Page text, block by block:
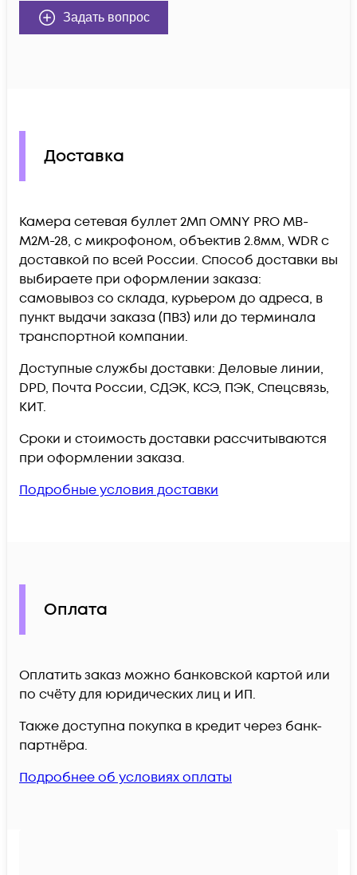
Задать вопрос
Доставка
Камера сетевая буллет 2Мп OMNY PRO MB-
M2M-28, с микрофоном, объектив 2.8мм, WDR c
доставкой по всей России. Способ доставки вы
выбираете при оформлении заказа:
самовывоз со склада, курьером до адреса, в
пункт выдачи заказа (ПВЗ) или до терминала
транспортной компании.
Доступные службы доставки: Деловые линии,
DPD, Почта России, СДЭК, КСЭ, ПЭК, Спецсвязь,
КИТ.
Сроки и стоимость доставки рассчитываются
при оформлении заказа.
Подробные условия доставки
Оплата
Оплатить заказ можно банковской картой или
по счёту для юридических лиц и ИП.
Также доступна покупка в кредит через банк-
партнёра.
Подробнее об условиях оплаты